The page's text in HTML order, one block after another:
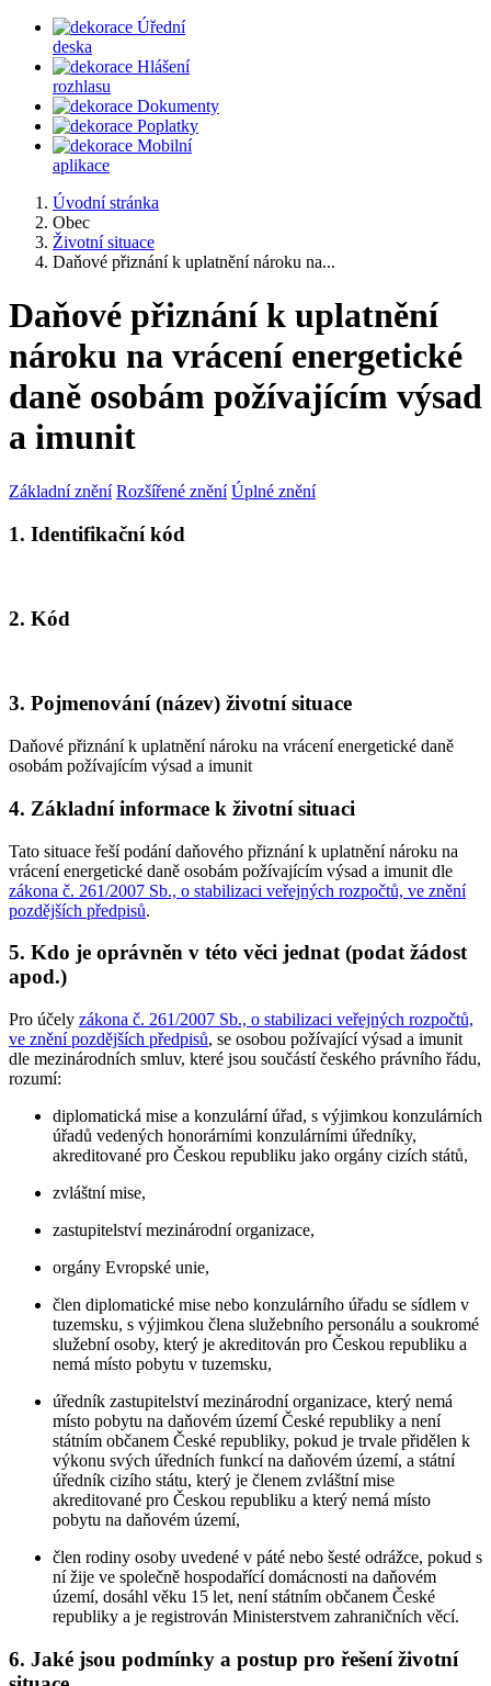
Úřední
deska
Hlášení
rozhlasu
Dokumenty
Poplatky
Mobilní
aplikace
Úvodní stránka
Obec
Životní situace
Daňové přiznání k uplatnění nároku na...
Daňové přiznání k uplatnění
nároku na vrácení energetické
daně osobám požívajícím výsad
a imunit
Základní znění Rozšířené znění Úplné znění
1. Identifikační kód
2. Kód
3. Pojmenování (název) životní situace
Daňové přiznání k uplatnění nároku na vrácení energetické daně
osobám požívajícím výsad a imunit
4. Základní informace k životní situaci
Tato situace řeší podání daňového přiznání k uplatnění nároku na
vrácení energetické daně osobám požívajícím výsad a imunit dle
zákona č. 261/2007 Sb., o stabilizaci veřejných rozpočtů, ve znění
pozdějších předpisů.
5. Kdo je oprávněn v této věci jednat (podat žádost
apod.)
Pro účely zákona č. 261/2007 Sb., o stabilizaci veřejných rozpočtů,
ve znění pozdějších předpisů, se osobou požívající výsad a imunit
dle mezinárodních smluv, které jsou součástí českého právního řádu,
rozumí:
diplomatická mise a konzulární úřad, s výjimkou konzulárních
úřadů vedených honorárními konzulárními úředníky,
akreditované pro Českou republiku jako orgány cizích států,
zvláštní mise,
zastupitelství mezinárodní organizace,
orgány Evropské unie,
člen diplomatické mise nebo konzulárního úřadu se sídlem v
tuzemsku, s výjimkou člena služebního personálu a soukromé
služební osoby, který je akreditován pro Českou republiku a
nemá místo pobytu v tuzemsku,
úředník zastupitelství mezinárodní organizace, který nemá
místo pobytu na daňovém území České republiky a není
státním občanem České republiky, pokud je trvale přidělen k
výkonu svých úředních funkcí na daňovém území, a státní
úředník cizího státu, který je členem zvláštní mise
akreditované pro Českou republiku a který nemá místo
pobytu na daňovém území,
člen rodiny osoby uvedené v páté nebo šesté odrážce, pokud s
ní žije ve společně hospodařící domácnosti na daňovém
území, dosáhl věku 15 let, není státním občanem České
republiky a je registrován Ministerstvem zahraničních věcí.
6. Jaké jsou podmínky a postup pro řešení životní